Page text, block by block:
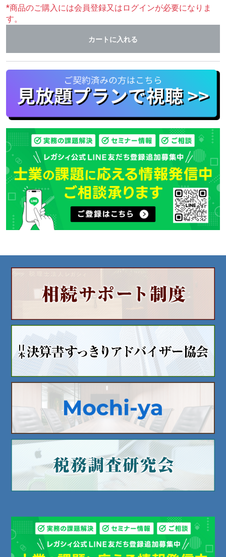
*商品のご購入には会員登録又はログインが必要になりま
す。
カートに入れる